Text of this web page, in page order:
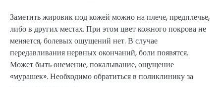
Заметить жировик под кожей можно на плече, предплечье,
либо в других местах. При этом цвет кожного покрова не
меняется, болевых ощущений нет. В случае
передавливания нервных окончаний, боли появятся.
Может быть онемение, покалывание, ощущение
«мурашек». Необходимо обратиться в поликлинику за